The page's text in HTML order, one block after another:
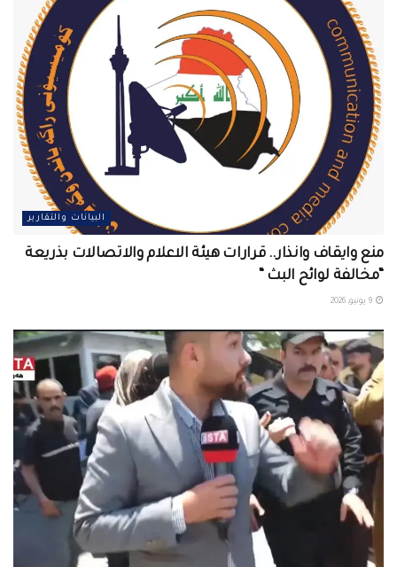
البيانات والتقارير
منع وايقاف وانذار.. قرارات هيئة الاعلام والاتصالات بذريعة
“مخالفة لوائح البث “